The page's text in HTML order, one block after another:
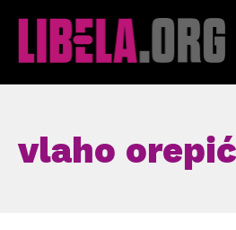
vlaho orepić